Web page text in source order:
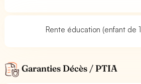
Rente éducation (enfant de
Garanties Décès / PTIA